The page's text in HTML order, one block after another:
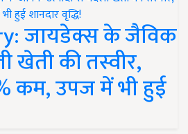
जायडेक्स के जैविक
खेती की तस्वीर,
कम, उपज में भी हुई